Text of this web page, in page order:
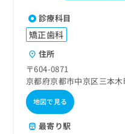
診療科目
矯正歯科
住所
〒604-0871
京都府京都市中京区三本
地図で見る
最寄り駅